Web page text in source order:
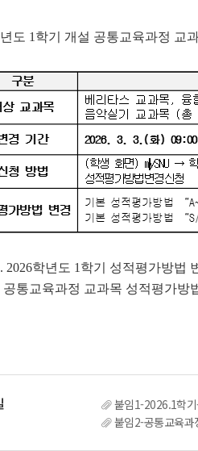
년도 1학기 개설 공통교육과정 교
2026학년도 1학기 성적평가방법
교육과정 교과목 성적평가방
붙임1-2026.1학
붙임2-공통교육